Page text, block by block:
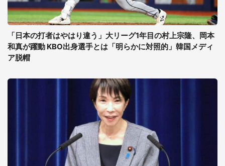
「日本の打者はやはり違う」大リーグ1年目の村上宗隆、岡本
和真が躍動 KBO出身選手とは「明らかに対照的」韓国メディ
ア脱帽